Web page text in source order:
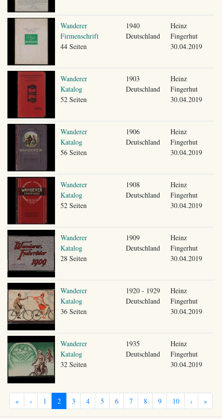
Wanderer
Firmenschrift
44 Seiten
1940
Deutschland
Heinz
Fingerhut
30.04.2019
Wanderer
Katalog
52 Seiten
1903
Deutschland
Heinz
Fingerhut
30.04.2019
Wanderer
Katalog
56 Seiten
1906
Deutschland
Heinz
Fingerhut
30.04.2019
Wanderer
Katalog
52 Seiten
1908
Deutschland
Heinz
Fingerhut
30.04.2019
Wanderer
Katalog
28 Seiten
1909
Deutschland
Heinz
Fingerhut
30.04.2019
Wanderer
Katalog
36 Seiten
1920 - 1929
Deutschland
Heinz
Fingerhut
30.04.2019
Wanderer
Katalog
32 Seiten
1935
Deutschland
Heinz
Fingerhut
30.04.2019
« ‹ 1 2 3 4 5 6 7 8 9 10 › »